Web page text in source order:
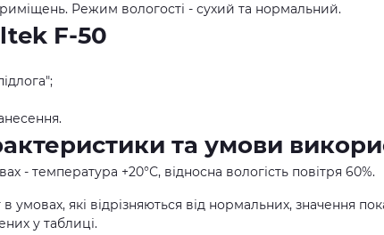
Режим вологості - сухий та нормальний.
F-50
та умови
- температура +20°С, відносна вологість повітря 60%.
умовах, які відрізняються від нормальних, значення
у таблиці.